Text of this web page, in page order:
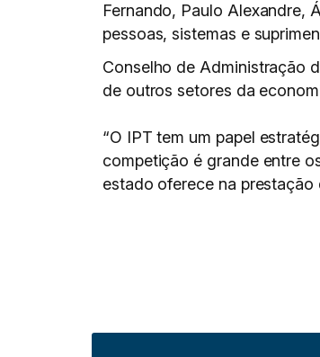
Fernando, Paulo Alexandre,
pessoas, sistemas e
Conselho de Administração
de outros setores da
“O IPT tem um papel
competição é grande entre
estado oferece na prestação